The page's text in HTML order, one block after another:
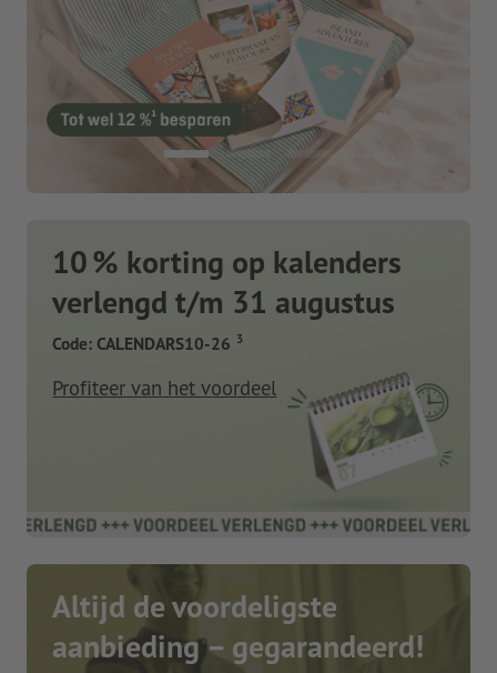
10 % korting op kalenders
verlengd t/m 31 augustus
Code: CALENDARS10-26 3
Profiteer van het voordeel
Altijd de voordeligste
aanbieding – gegarandeerd!